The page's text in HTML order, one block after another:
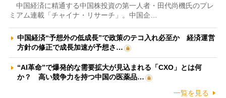
中国経済に精通する中国株投資の第一人者・田代尚機氏のプレ
ミアム連載「チャイナ・リサーチ」。中国企…
中国経済“予想外の低成長”で政策のテコ入れ必至か 経済運営
方針の修正で成長加速が予想さ…
“AI革命”で爆発的な需要拡大が見込まれる「CXO」とは何
か？ 高い競争力を持つ中国の医薬品…
一覧を見る